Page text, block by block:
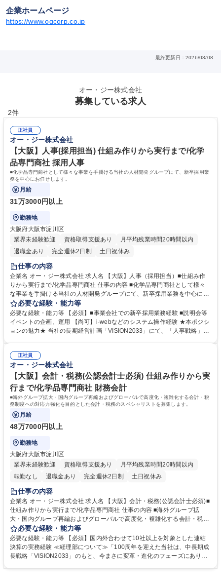
企業ホームページ
https://www.ogcorp.co.jp
最終更新日：2026/08/08
オー・ジー株式会社
募集している求人
2件
正社員
オー・ジー株式会社
【大阪】人事(採用担当) 仕組み作りから実行まで/化学
品専門商社 採用人事
■化学品専門商社として様々な事業を手掛ける当社の人材開発グループにて、新卒採用業
務を中心にお任せします。
月給
31万3000円以上
勤務地
大阪府大阪市淀川区
業界未経験歓迎
資格取得支援あり
月平均残業時間20時間以内
退職金あり
完全週休2日制 土日祝休み
仕事の内容
企業名 オー・ジー株式会社 求人名 【大阪】人事（採用担当）■仕組み作
りから実行まで/化学品専門商社 仕事の内容 ■化学品専門商社として様々
な事業を手掛ける当社の人材開発グループにて、新卒採用業務を中心にお
任せします。 【具体的な業務】 ■新卒採用に関する下記業務（採用目標：
年間15人程度） ・年間採用計画の策定 ・採用関連イベントの企画・運営
（インターンシップ、説明会、内定者懇親会、内定式、入社式） ・選考対
応（面接官対応） ・選考管理（ATSを用いた業務進捗管理、等） 募集職
必要な経験・能力等
必要な経験・能力等 【必須】■事業会社での新卒採用業務経験 ■説明会等
イベントの企画、運用 【尚可】i-webなどのシステム操作経験 ★本ポジシ
ョンの魅力★ 当社の長期経営計画「VISION2033」にて、「人事戦略」を
が、主体性を発揮して頂く機会が多く、やりがい・面白さを感じて頂けま
す。 学歴・資格 学歴：大学院 大学 語学力： 資格：
正社員
オー・ジー株式会社
【大阪】会計・税務(公認会計士必須) 仕組み作りから実
行まで/化学品専門商社 財務会計
■海外グループ拡大・国内グループ再編およびグローバルで高度化・複雑化する会計・税
務制度への対応力強化を目的とした会計・税務のスペシャリストを募集します。
月給
48万7000円以上
勤務地
大阪府大阪市淀川区
業界未経験歓迎
資格取得支援あり
月平均残業時間20時間以内
転勤なし
退職金あり 完全週休2日制 土日祝休み
仕事の内容
企業名 オー・ジー株式会社 求人名 【大阪】会計・税務(公認会計士必須)■
仕組み作りから実行まで/化学品専門商社 仕事の内容 ■海外グループ拡
大・国内グループ再編およびグローバルで高度化・複雑化する会計・税務
制度への対応力強化を目的とした会計・税務のスペシャリストを募集しま
す。 【具体的な業務】■単体決算および連結決算業務（国内外グループ会
社を含む） ■監査法人との協議対応（減損や会計上の重要論点に関する検
討・判断を含む） ■会計制度変更への対応（リース会計基準変更、将来的
必要な経験・能力等
必要な経験・能力等 【必須】国内外合わせて10社以上を対象とした連結
決算の実務経験 ≪経理部について≫「100周年を迎えた当社は、中長期成
長戦略「VISION2033」のもと、今まさに変革・進化のフェーズにありま